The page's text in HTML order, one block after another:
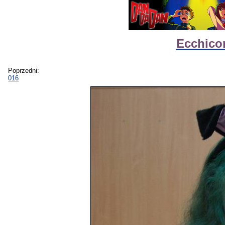
Poprzedni:
016